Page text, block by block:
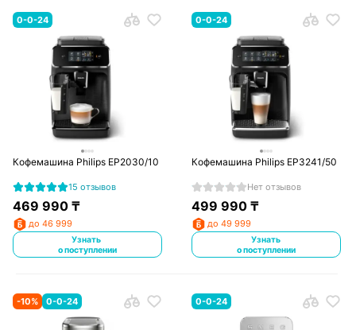
0-0-24
Кофемашина Philips EP2030/10
15 отзывов
469 990₸
до 46 999
Узнать
о поступлении
0-0-24
Кофемашина Philips EP3241/50
Нет отзывов
499 990 ₸
до 49 999
Узнать
о поступлении
-10% 0-0-24 0-0-24